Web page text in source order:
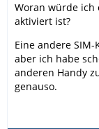
Woran würde ich
aktiviert ist?
Eine andere
aber ich habe
anderen Handy
genauso.